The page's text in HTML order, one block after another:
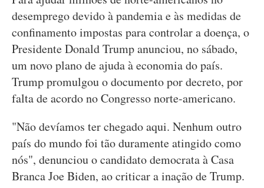
desemprego devido à pandemia e às medidas de
confinamento impostas para controlar a doença, o
Presidente Donald Trump anunciou, no sábado,
um novo plano de ajuda à economia do país.
Trump promulgou o documento por decreto, por
falta de acordo no Congresso norte-americano.
"Não devíamos ter chegado aqui. Nenhum outro
país do mundo foi tão duramente atingido como
nós", denunciou o candidato democrata à Casa
Branca Joe Biden, ao criticar a inação de Trump.